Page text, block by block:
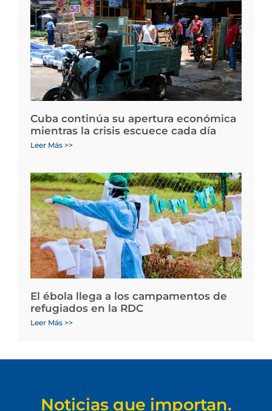
Cuba continúa su apertura económica
mientras la crisis escuece cada día
Leer Más >>
El ébola llega a los campamentos de
refugiados en la RDC
Leer Más >>
Noticias que importan.